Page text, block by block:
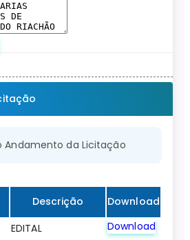
Andamento da Licitação
Descrição
Download
EDITAL
Download